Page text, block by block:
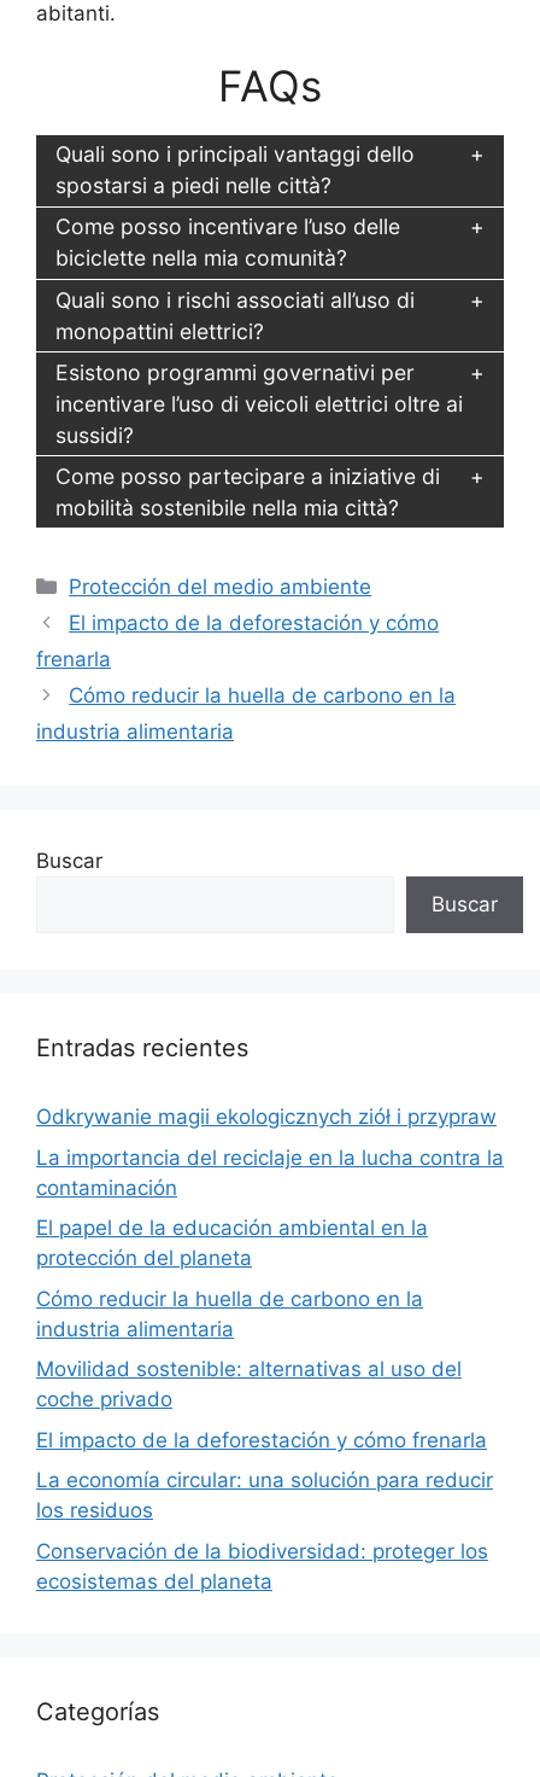
abitanti.
FAQs
Quali sono i principali vantaggi dello
spostarsi a piedi nelle città?
Come posso incentivare l’uso delle
biciclette nella mia comunità?
Quali sono i rischi associati all’uso di
monopattini elettrici?
Esistono programmi governativi per
incentivare l’uso di veicoli elettrici oltre ai
sussidi?
Come posso partecipare a iniziative di
mobilità sostenibile nella mia città?
Categorías
Protección del medio ambiente
El impacto de la deforestación y cómo
frenarla
Cómo reducir la huella de carbono en la
industria alimentaria
Buscar
Buscar
Entradas recientes
Odkrywanie magii ekologicznych ziół i przypraw
La importancia del reciclaje en la lucha contra la
contaminación
El papel de la educación ambiental en la
protección del planeta
Cómo reducir la huella de carbono en la
industria alimentaria
Movilidad sostenible: alternativas al uso del
coche privado
El impacto de la deforestación y cómo frenarla
La economía circular: una solución para reducir
los residuos
Conservación de la biodiversidad: proteger los
ecosistemas del planeta
Categorías